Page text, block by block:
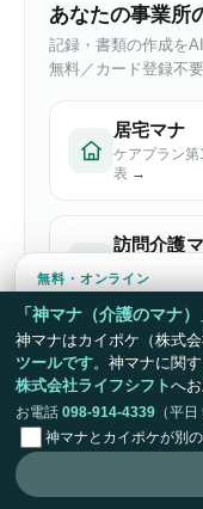
あなたの事業所
記録・書類の作成を
無料／カード登録不要
居宅マナ
ケアプラン第
表 →
訪問介護
実施記録・提
録→
施設記録
この記事に
バイタル・申
→
「神マナ（介護のマナ
神マナはカイポケ（株式
ツールです。 神マナに関
株式会社ライフシフトへ
お電話 098-914-4339 （平
神マナとカイポケが別
無料・オンライン
画面で15分デモ・
音声から記録・書類が
けます。しつこい営業
無料